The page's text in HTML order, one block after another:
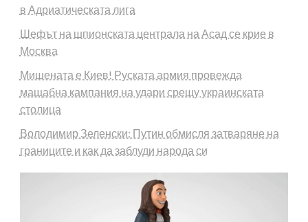
в Адриатическата лига
Шефът на шпионската централа на Асад се крие в
Москва
Мишената е Киев! Руската армия провежда
мащабна кампания на удари срещу украинската
столица
Володимир Зеленски: Путин обмисля затваряне на
границите и как да заблуди народа си